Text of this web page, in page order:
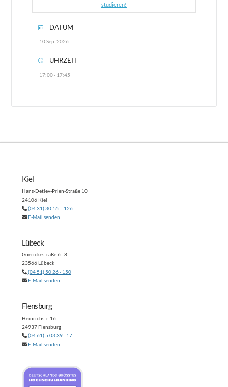
studieren!
DATUM
10 Sep. 2026
UHRZEIT
17:00 - 17:45
Kiel
Hans-Detlev-Prien-Straße 10
24106 Kiel
(04 31) 30 16 – 126
E-Mail senden
Lübeck
Guerickestraße 6 - 8
23566 Lübeck
(04 51) 50 26 - 150
E-Mail senden
Flensburg
Heinrichstr. 16
24937 Flensburg
(04 61) 5 03 39 - 17
E-Mail senden